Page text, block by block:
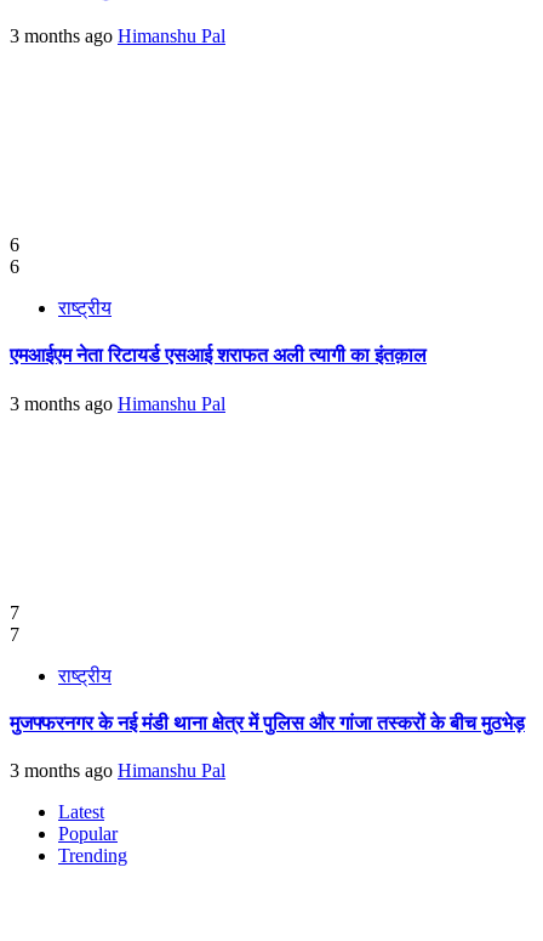
3 months ago Himanshu Pal
6
6
राष्ट्रीय
एमआईएम नेता रिटायर्ड एसआई शराफत अली त्यागी का इंतक़ाल
3 months ago Himanshu Pal
7
7
राष्ट्रीय
मुजफ्फरनगर के नई मंडी थाना क्षेत्र में पुलिस और गांजा तस्करों के बीच मुठभेड़
3 months ago Himanshu Pal
Latest
Popular
Trending